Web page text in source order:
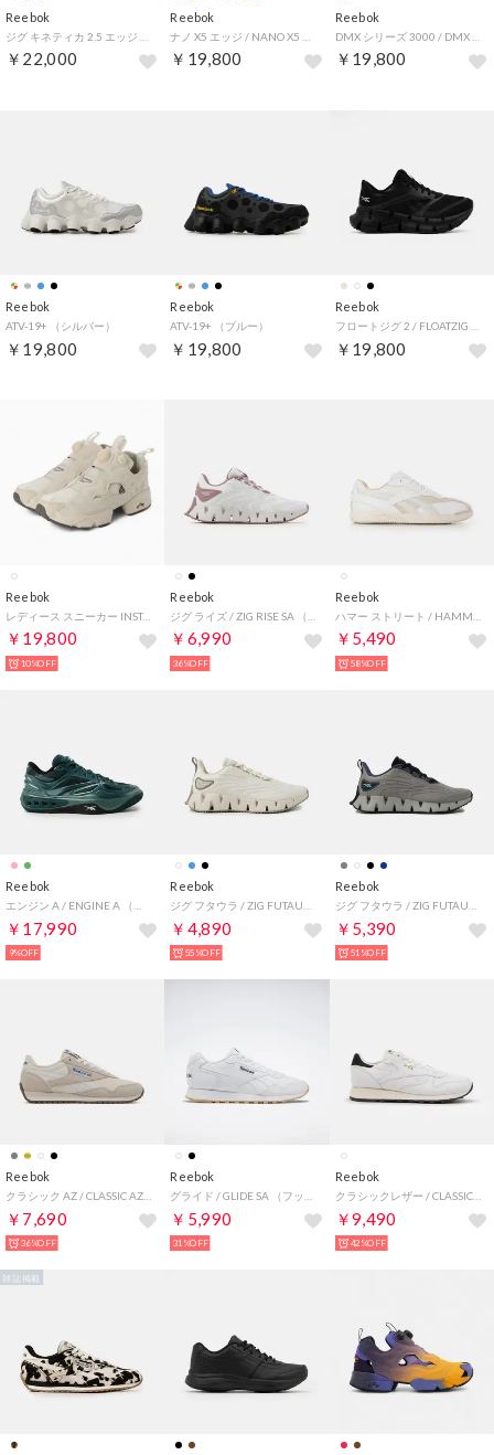
Reebok
￥22,000
Reebok
￥19,800
Reebok
￥19,800
Reebok
ATV-19+ （シルバー）
￥19,800
Reebok
ATV-19+ （ブルー）
￥19,800
Reebok
フロートジグ 2 / FLOATZIG 2 （ブラック）
￥19,800
Reebok
レディース スニーカー INSTAPUMP FURY 94 インスタポンプフューリー 94 （ホワイト）
￥19,800
10%OFF
Reebok
￥6,990
36%OFF
Reebok
￥5,490
58%OFF
Reebok
エンジン A / ENGINE A （メタルグリーン）
￥17,990
9%OFF
Reebok
ジグ フタウラ / ZIG FUTAURA SA （チョーク）
￥4,890
55%OFF
Reebok
ジグ フタウラ / ZIG FUTAURA SA （グレー）
￥5,390
51%OFF
Reebok
￥7,690
36%OFF
Reebok
￥5,990
31%OFF
Reebok
クラシックレザー / CLASSIC LEATHER （ホワイト）
￥9,490
42%OFF
雑誌掲載